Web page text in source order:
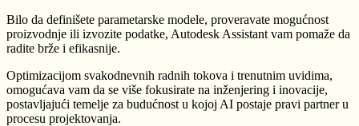
Bilo da definišete parametarske modele, proveravate mogućnost
proizvodnje ili izvozite podatke, Autodesk Assistant vam pomaže da
radite brže i efikasnije.
Optimizacijom svakodnevnih radnih tokova i trenutnim uvidima,
omogućava vam da se više fokusirate na inženjering i inovacije,
postavljajući temelje za budućnost u kojoj AI postaje pravi partner u
procesu projektovanja.